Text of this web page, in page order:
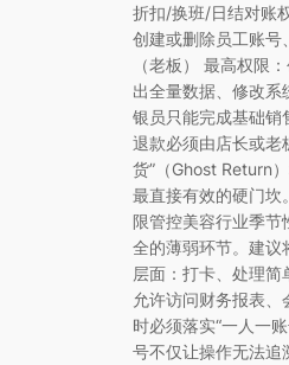
折扣/换班/日结对账
创建或删除员工账号
（老板） 最高权限
出全量数据、修改系
银员只能完成基础销
退款必须由店长或
货”（Ghost Return
最直接有效的硬门坎
限管控美容行业季节
全的薄弱环节。建议
层面：打卡、处理
允许访问财务报表
时必须落实“一人一
号不仅让操作无法追